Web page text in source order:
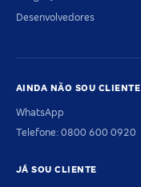
Desenvolvedores
AINDA NÃO SOU CLIENTE
WhatsApp
Telefone: 0800 600 0920
JÁ SOU CLIENTE